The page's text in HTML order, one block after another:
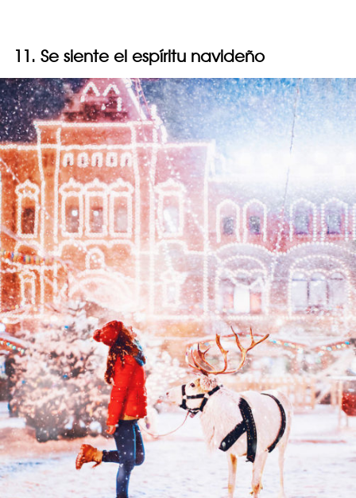
11. Se siente el espíritu navideño